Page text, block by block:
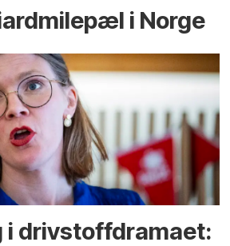
i Norge
i drivstoffdramaet: